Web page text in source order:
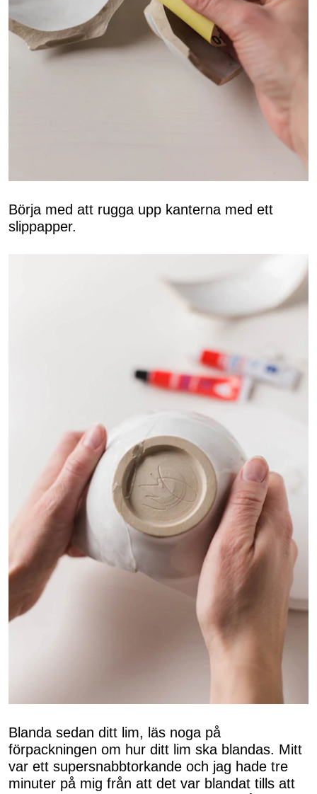
Börja med att rugga upp kanterna med ett
slippapper.
Blanda sedan ditt lim, läs noga på
förpackningen om hur ditt lim ska blandas. Mitt
var ett supersnabbtorkande och jag hade tre
minuter på mig från att det var blandat tills att